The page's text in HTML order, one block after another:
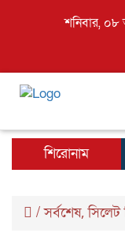
শনিবার,
শিরোনাম
/সর্বশেষ,সিলেট